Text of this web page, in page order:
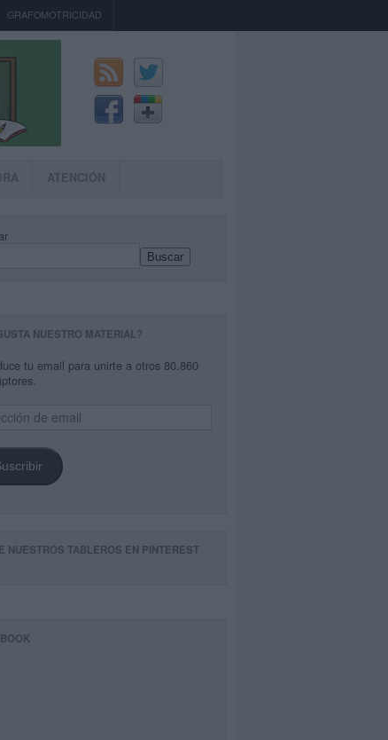
GRAFOMOTRICIDAD
ATENCIÓN
Buscar
NUESTRO MATERIAL?
tu email para unirte a otros 80.860
NUESTROS TABLEROS EN PINTEREST